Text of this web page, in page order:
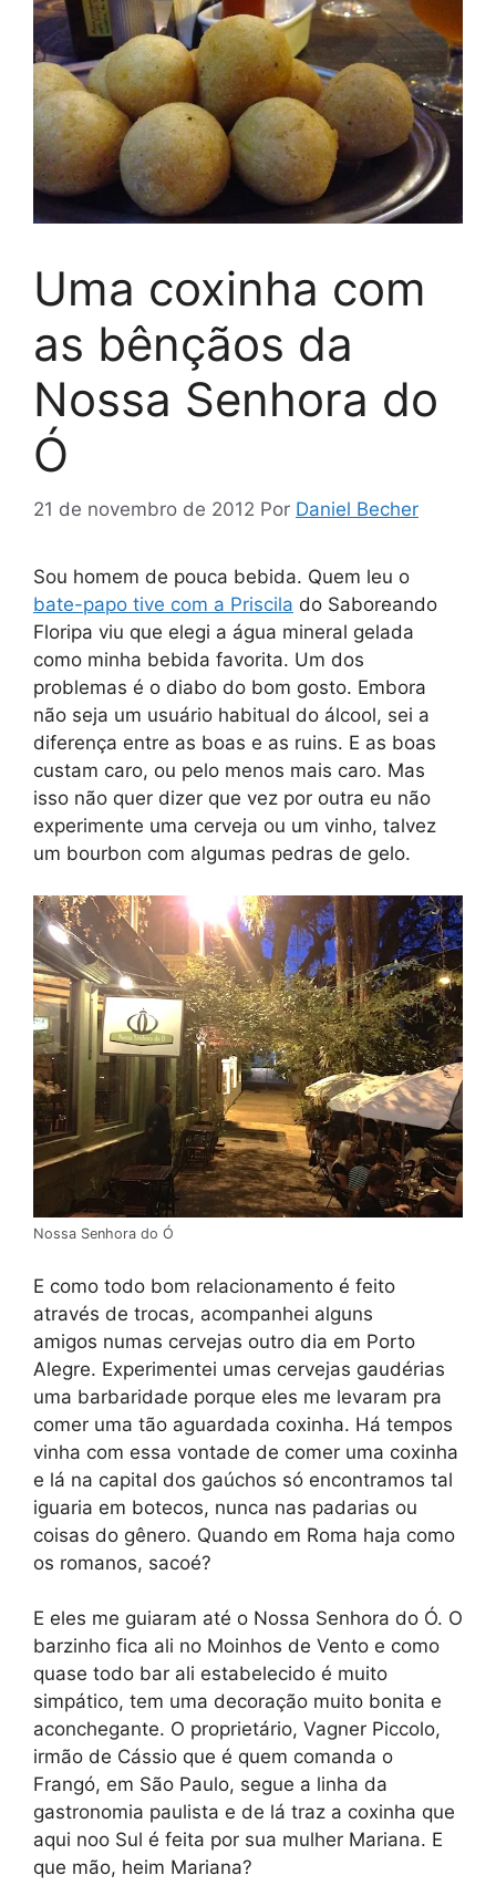
Uma coxinha com
as bênçãos da
Nossa Senhora do
Ó
21 de novembro de 2012 Por Daniel Becher
Sou homem de pouca bebida. Quem leu o
bate-papo tive com a Priscila do Saboreando
Floripa viu que elegi a água mineral gelada
como minha bebida favorita. Um dos
problemas é o diabo do bom gosto. Embora
não seja um usuário habitual do álcool, sei a
diferença entre as boas e as ruins. E as boas
custam caro, ou pelo menos mais caro. Mas
isso não quer dizer que vez por outra eu não
experimente uma cerveja ou um vinho, talvez
um bourbon com algumas pedras de gelo.
Nossa Senhora do Ó
E como todo bom relacionamento é feito
através de trocas, acompanhei alguns
amigos numas cervejas outro dia em Porto
Alegre. Experimentei umas cervejas gaudérias
uma barbaridade porque eles me levaram pra
comer uma tão aguardada coxinha. Há tempos
vinha com essa vontade de comer uma coxinha
e lá na capital dos gaúchos só encontramos tal
iguaria em botecos, nunca nas padarias ou
coisas do gênero. Quando em Roma haja como
os romanos, sacoé?
E eles me guiaram até o Nossa Senhora do Ó. O
barzinho fica ali no Moinhos de Vento e como
quase todo bar ali estabelecido é muito
simpático, tem uma decoração muito bonita e
aconchegante. O proprietário, Vagner Piccolo,
irmão de Cássio que é quem comanda o
Frangó, em São Paulo, segue a linha da
gastronomia paulista e de lá traz a coxinha que
aqui noo Sul é feita por sua mulher Mariana. E
que mão, heim Mariana?